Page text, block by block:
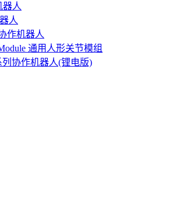
器人
人
作机器人
通用人形关节模组
协作机器人(锂电版)